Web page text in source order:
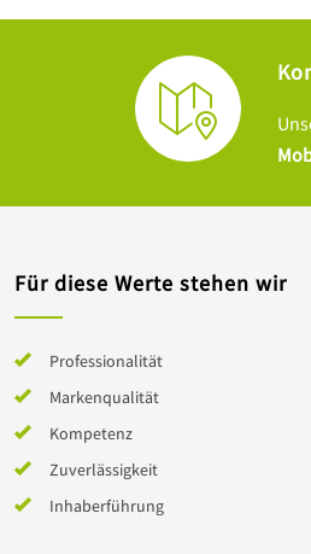
Für diese Werte stehen wir
Professionalität
Markenqualität
Kompetenz
Zuverlässigkeit
Inhaberführung